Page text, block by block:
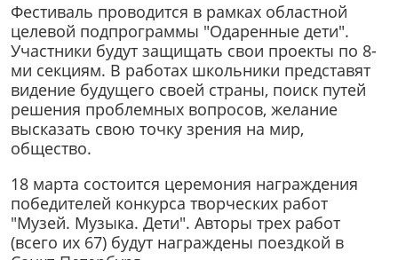
Фестиваль проводится в рамках областной
целевой подпрограммы "Одаренные дети".
Участники будут защищать свои проекты по 8-
ми секциям. В работах школьники представят
видение будущего своей страны, поиск путей
решения проблемных вопросов, желание
высказать свою точку зрения на мир,
общество.
18 марта состоится церемония награждения
победителей конкурса творческих работ
"Музей. Музыка. Дети". Авторы трех работ
(всего их 67) будут награждены поездкой в